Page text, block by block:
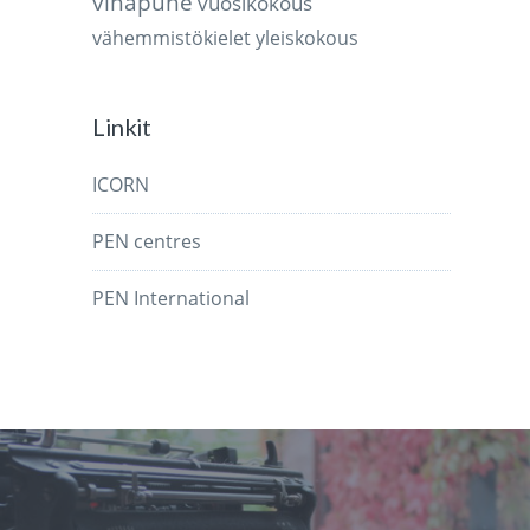
vähemmistökieletyleiskokous
Linkit
ICORN
PEN centres
PEN International